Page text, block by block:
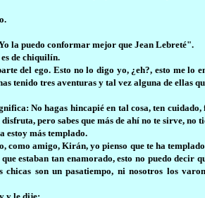
la puedo conformar mejor que Jean Lebreté".
de chiquilín.
del ego. Esto no lo digo yo, ¿eh?, esto me
tenido tres aventuras y tal vez alguna de ellas
No hagas hincapié en tal cosa, ten
pero sabes que más de ahí no te sirve, no
estoy más templado.
como amigo, Kirán, yo pienso que te ha
estaban tan enamorado, esto no puedo
son un pasatiempo, ni nosotros los